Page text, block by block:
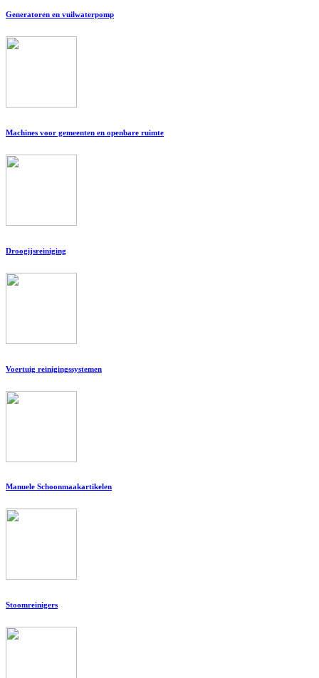
Generatoren en vuilwaterpomp
Machines voor gemeenten en openbare ruimte
Droogijsreiniging
Voertuig reinigingssystemen
Manuele Schoonmaakartikelen
Stoomreinigers